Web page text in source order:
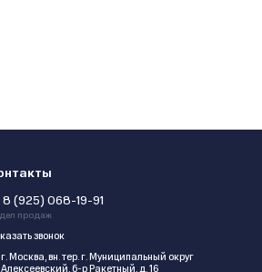
8 (925) 068-19-91
продаж
звонок
г. Москва, вн. тер. г. Муниципальный округ
Алексеевский, б-р Ракетный, д. 16